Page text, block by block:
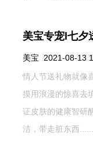
美宝专宠l七夕
美宝 2021-08-13
情人节送礼物就像
摸用浪漫的惊喜去
证皮肤的健康智研
洁，带走脏东西......